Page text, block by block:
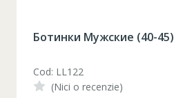
Ботинки Мужские (40-45)
Cod: LL122
(Nici o recenzie)